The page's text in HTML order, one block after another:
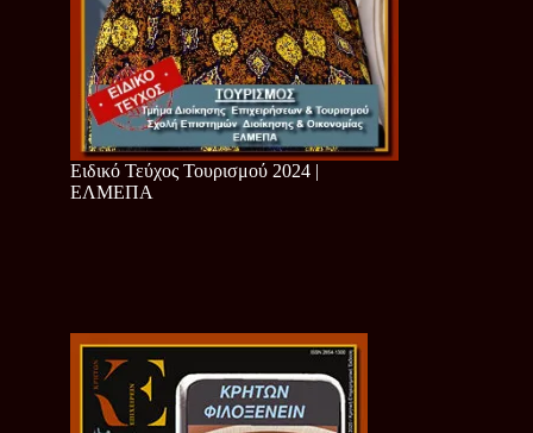
Ειδικό Τεύχος Τουρισμού 2024 |
ΕΛΜΕΠΑ